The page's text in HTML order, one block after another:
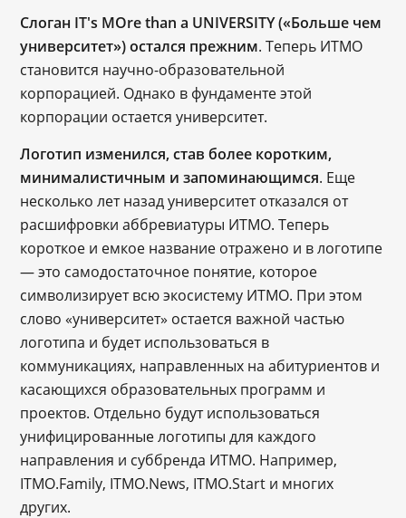
Слоган IT's MOre than a UNIVERSITY («Больше чем
университет») остался прежним. Теперь ИТМО
становится научно-образовательной
корпорацией. Однако в фундаменте этой
корпорации остается университет.
Логотип изменился, став более коротким,
минималистичным и запоминающимся. Еще
несколько лет назад университет отказался от
расшифровки аббревиатуры ИТМО. Теперь
короткое и емкое название отражено и в логотипе
― это самодостаточное понятие, которое
символизирует всю экосистему ИТМО. При этом
слово «университет» остается важной частью
логотипа и будет использоваться в
коммуникациях, направленных на абитуриентов и
касающихся образовательных программ и
проектов. Отдельно будут использоваться
унифицированные логотипы для каждого
направления и суббренда ИТМО. Например,
ITMO.Family, ITMO.News, ITMO.Start и многих
других.